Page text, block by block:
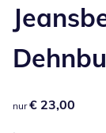
€ 23,00
nur € 23,00